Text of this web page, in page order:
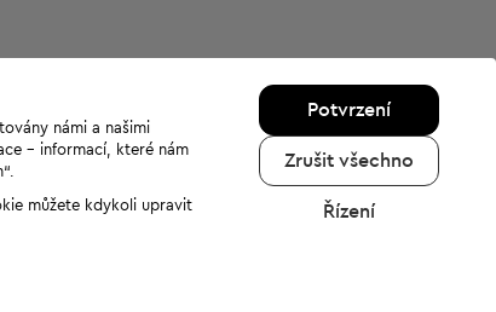
námi a našimi
- informací, které nám
můžete kdykoli upravit
Potvrzení
Zrušit všechno
Řízení